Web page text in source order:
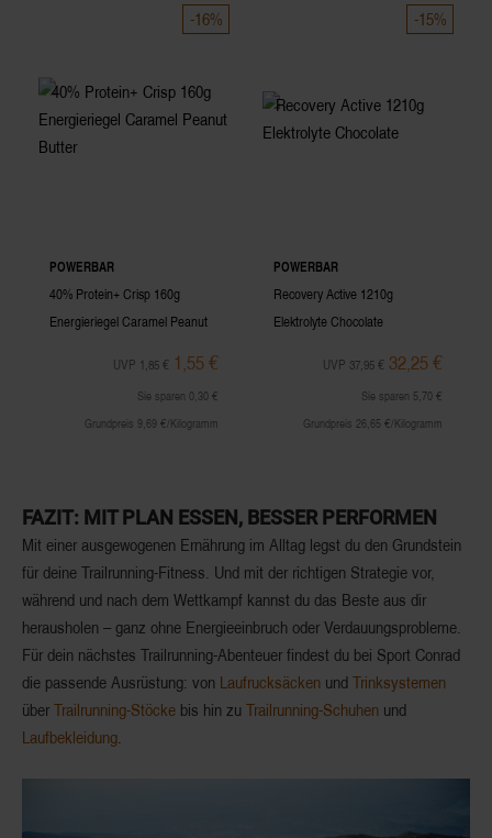
-16%
POWERBAR
40% Protein+ Crisp 160g
Energieriegel Caramel Peanut
UVP 1,85 € 1,55 €
Sie sparen 0,30 €
Grundpreis 9,69 €/Kilogramm
-15%
POWERBAR
Recovery Active 1210g
Elektrolyte Chocolate
UVP 37,95 € 32,25 €
Sie sparen 5,70 €
Grundpreis 26,65 €/Kilogramm
FAZIT: MIT PLAN ESSEN, BESSER PERFORMEN
Mit einer ausgewogenen Ernährung im Alltag legst du den Grundstein
für deine Trailrunning-Fitness. Und mit der richtigen Strategie vor,
während und nach dem Wettkampf kannst du das Beste aus dir
herausholen – ganz ohne Energieeinbruch oder Verdauungsprobleme.
Für dein nächstes Trailrunning-Abenteuer findest du bei Sport Conrad
die passende Ausrüstung: von Laufrucksäcken und Trinksystemen
über Trailrunning-Stöcke bis hin zu Trailrunning-Schuhen und
Laufbekleidung.